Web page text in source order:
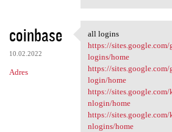
coinbase
10.02.2022
Adres
all logins
all logins
https://
logins/home
https://
login/home
https://
nlogin/home
https://
nlogins/home